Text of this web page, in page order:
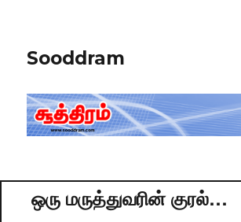
Sooddram
ஒரு மருத்துவரின் குரல்…